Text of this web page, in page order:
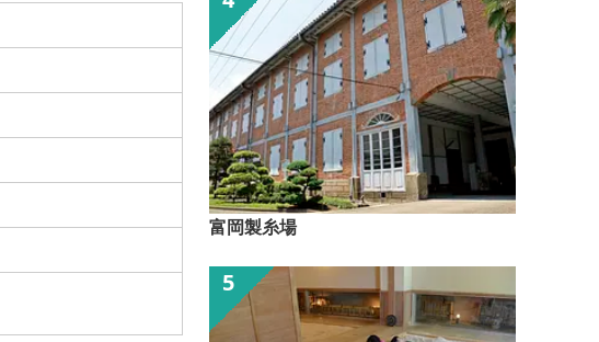
富岡製糸場